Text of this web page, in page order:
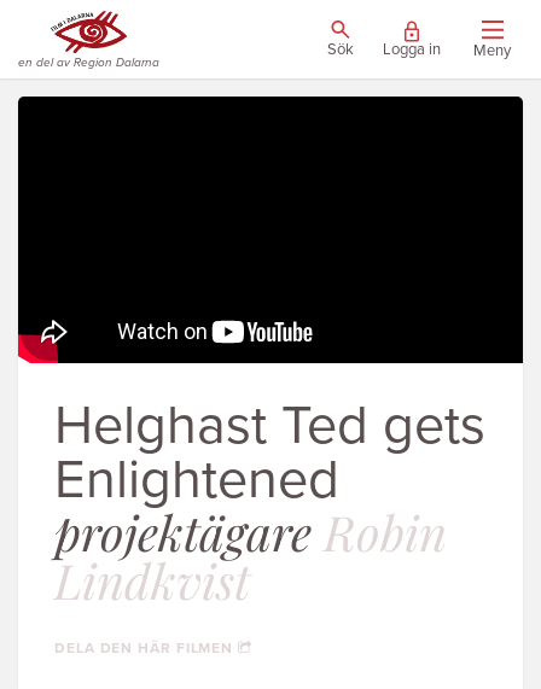
en del av Region Dalarna
Sök Logga in Meny
Helghast Ted gets
Enlightened
projektägare Robin
Lindkvist
DELA DEN HÄR FILMEN